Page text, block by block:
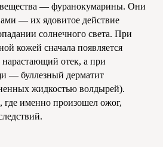
вещества — фуранокумарины. Они
— их ядовитое действие
солнечного света. При
кожей сначала появляется
отек, а при
— буллезный дерматит
жидкостью волдырей).
где именно произошел ожог,